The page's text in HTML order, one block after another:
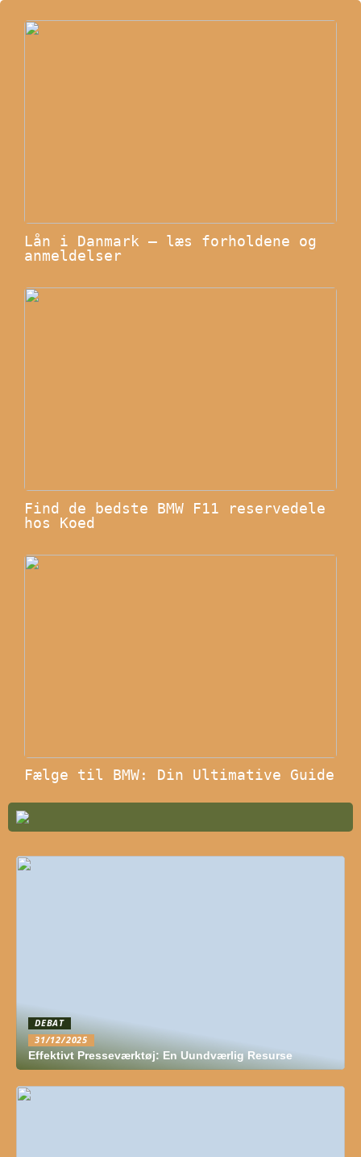
Lån i Danmark – læs forholdene og
anmeldelser
Find de bedste BMW F11 reservedele
hos Koed
Fælge til BMW: Din Ultimative Guide
DEBAT
31/12/2025
Effektivt Presseværktøj: En Uundværlig Resurse